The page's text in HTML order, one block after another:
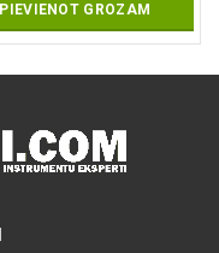
PIEVIENOT GROZAM